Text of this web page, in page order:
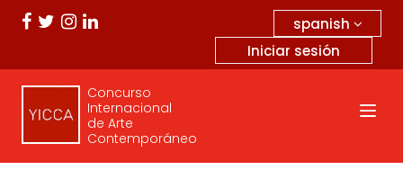
spanish
Iniciar sesión
Concurso
Internacional
de Arte
Contemporáneo